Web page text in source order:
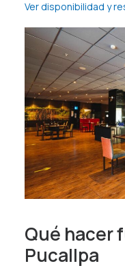
Ver disponibilidad y
Qué hacer
Pucallpa